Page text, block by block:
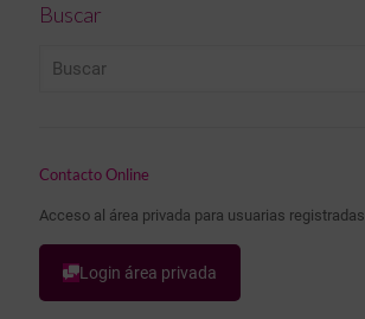
Buscar
Contacto Online
Acceso al área privada para usuarias registradas
Login área privada